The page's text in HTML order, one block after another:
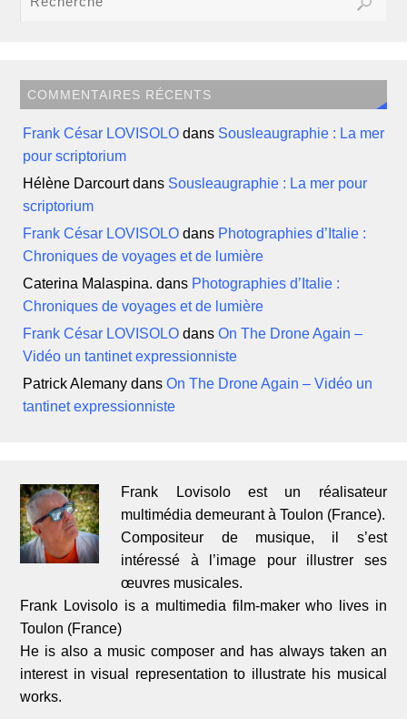
COMMENTAIRES RÉCENTS
Frank César LOVISOLO dans Sousleaugraphie : La mer
pour scriptorium
Hélène Darcourtdans Sousleaugraphie : La mer pour
scriptorium
Frank César LOVISOLO dans Photographies d’Italie :
Chroniques de voyages et de lumière
Caterina Malaspina. dans Photographies d’Italie :
Chroniques de voyages et de lumière
Frank César LOVISOLO dansOn The Drone Again –
Vidéo un tantinet expressionniste
Patrick Alemany dansOn The Drone Again – Vidéo un
tantinet expressionniste
Frank Lovisolo est un réalisateur
multimédia demeurant à Toulon (France).
Compositeur de musique, il s’est
intéressé à l’image pour illustrer ses
œuvres musicales.
Frank Lovisolo is a multimedia film-maker who lives in
Toulon (France)
He is also a music composer and has always taken an
interest in visual representation to illustrate his musical
works.